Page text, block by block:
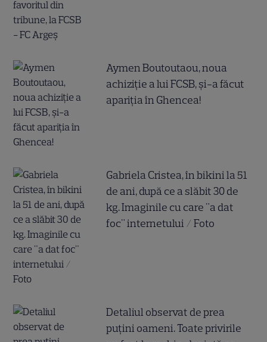
Aymen Boutoutaou, noua
achiziție a lui FCSB, și-a făcut
apariția în Ghencea!
Gabriela Cristea, în bikini la 51
de ani, după ce a slăbit 30 de
kg. Imaginile cu care "a dat
foc" internetului / Foto
Detaliul observat de prea
puțini oameni. Toate privirile